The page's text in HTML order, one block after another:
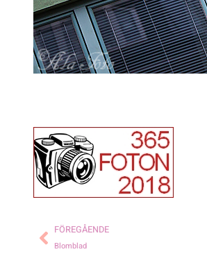
FÖREGÅENDE
Blomblad